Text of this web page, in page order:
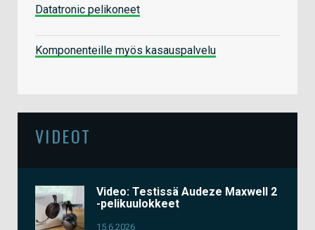
Datatronic pelikoneet
Komponenteille myös kasauspalvelu
VIDEOT
Video: Testissä Audeze Maxwell 2
-pelikuulokkeet
15.6.2026